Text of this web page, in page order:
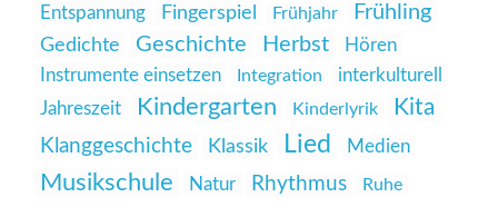
Entspannung Fingerspiel Frühjahr Frühling
Gedichte Geschichte Herbst
Hören
Instrumente einsetzen
Integration
interkulturell
Jahreszeit
Kindergarten Kinderlyrik Kita
Klanggeschichte Klassik Lied Medien
Musikschule Natur Rhythmus Ruhe